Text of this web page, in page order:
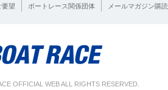
要望 ボートレース関係団体 メールマガジン購読
OFFICIAL WEB ALL RIGHTS RESERVED.